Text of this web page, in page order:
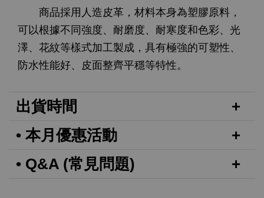
商品採用人造皮革，材料本身為塑膠原料，
可以根據不同強度、耐磨度、耐寒度和色彩、光
澤、花紋等樣式加工製成，具有極強的可塑性、
防水性能好、皮面整齊平穩等特性。
出貨時間
• 本月優惠活動
• Q&A (常見問題)